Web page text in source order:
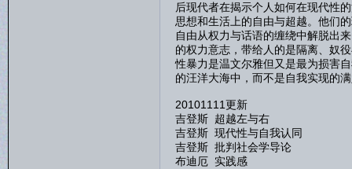
后现代者在揭示个人如何在现代性
思想和生活上的自由与超越。他们
自由从权力与话语的缠绕中解脱出
的权力意志，带给人的是隔离、奴
性暴力是温文尔雅但又是最为损害
的汪洋大海中，而不是自我实现的
20101111更新
吉登斯 超越左与右
吉登斯 现代性与自我认同
吉登斯 批判社会学导论
布迪厄 实践感